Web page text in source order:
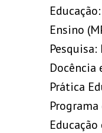
Ensino
Docência
Prática
Programa